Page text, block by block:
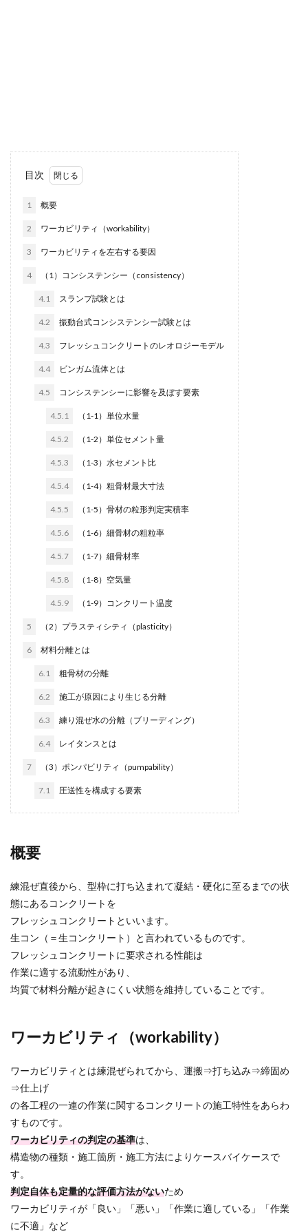
目次
1 概要
2 ワーカビリティ（workability）
3 ワーカビリティを左右する要因
4 （1）コンシステンシー（consistency）
4.1 スランプ試験とは
4.2 振動台式コンシステンシー試験とは
4.3 フレッシュコンクリートのレオロジーモデル
4.4 ビンガム流体とは
4.5 コンシステンシーに影響を及ぼす要素
4.5.1 （1-1）単位水量
4.5.2 （1-2）単位セメント量
4.5.3 （1-3）水セメント比
4.5.4 （1-4）粗骨材最大寸法
4.5.5 （1-5）骨材の粒形判定実積率
4.5.6 （1-6）細骨材の粗粒率
4.5.7 （1-7）細骨材率
4.5.8 （1-8）空気量
4.5.9 （1-9）コンクリート温度
5 （2）プラスティシティ（plasticity）
6 材料分離とは
6.1 粗骨材の分離
6.2 施工が原因により生じる分離
6.3 練り混ぜ水の分離（ブリーディング）
6.4 レイタンスとは
7 （3）ポンパビリティ（pumpability）
7.1 圧送性を構成する要素
概要
練混ぜ直後から、型枠に打ち込まれて凝結・硬化に至るまでの状
態にあるコンクリートを
フレッシュコンクリートといいます。
生コン（＝生コンクリート）と言われているものです。
フレッシュコンクリートに要求される性能は
作業に適する流動性があり、
均質で材料分離が起きにくい状態を維持していることです。
ワーカビリティ（workability）
ワーカビリティとは練混ぜられてから、運搬⇒打ち込み⇒締固め
⇒仕上げ
の各工程の一連の作業に関するコンクリートの施工特性をあらわ
すものです。
ワーカビリティの判定の基準は、
構造物の種類・施工箇所・施工方法によりケースバイケースで
す。
判定自体も定量的な評価方法がないため
ワーカビリティが「良い」「悪い」「作業に適している」「作業
に不適」など